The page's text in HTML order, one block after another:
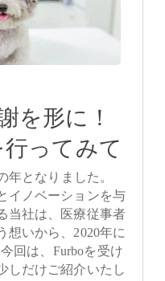
を形に！
行ってみて
年となりました。
イノベーションを与
当社は、医療従事者
想いから、2020年に
回は、Furboを受け
しだけご紹介いたし